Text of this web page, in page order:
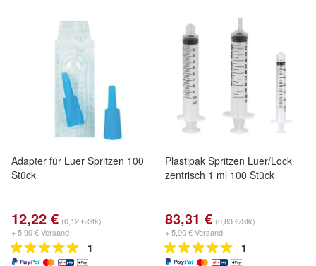
Adapter für Luer Spritzen 100
Stück
12,22 € (0,12 €/Stk)
+ 5,90 € Versand
1
Plastipak Spritzen Luer/Lock
zentrisch 1 ml 100 Stück
83,31 € (0,83 €/Stk)
+ 5,90 € Versand
1